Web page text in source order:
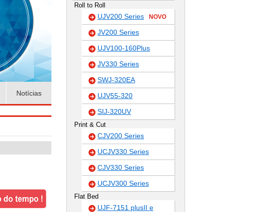
Notícias
Roll to Roll
UJV200 Series NOVO
JV200 Series
UJV100-160Plus
JV330 Series
SWJ-320EA
UJV55-320
SIJ-320UV
Print & Cut
CJV200 Series
UCJV330 Series
CJV330 Series
UCJV300 Series
Flat Bed
UJF-7151 plusII e